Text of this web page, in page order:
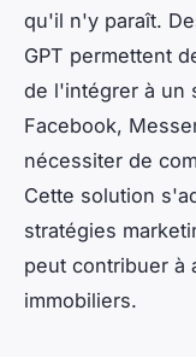
qu'il n'y paraît.
GPT permettent
de l'intégrer à un
Facebook,
nécessiter de
Cette solution
stratégies
peut contribuer à
immobiliers.